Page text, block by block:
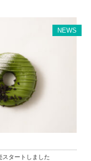
NEWS
スタートしました